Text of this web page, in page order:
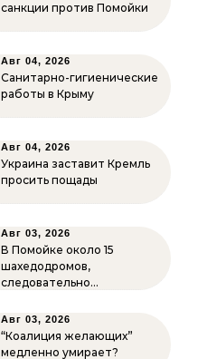
санкции против Помойки
Авг 04, 2026
Санитарно-гигиенические
работы в Крыму
Авг 04, 2026
Украина заставит Кремль
просить пощады
Авг 03, 2026
В Помойке около 15
шахедодромов,
следовательно…
Авг 03, 2026
“Коалиция желающих”
медленно умирает?